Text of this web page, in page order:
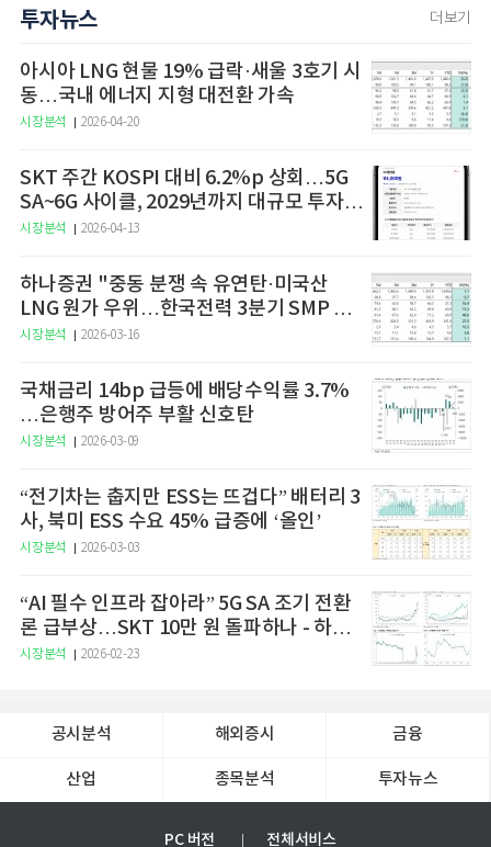
투자뉴스 더보기
아시아 LNG 현물 19% 급락·새울 3호기 시
동…국내 에너지 지형 대전환 가속
시장분석 2026-04-20
SKT 주간 KOSPI 대비 6.2%p 상회…5G
SA~6G 사이클, 2029년까지 대규모 투자
예고
시장분석 2026-04-13
하나증권 "중동 분쟁 속 유연탄·미국산
LNG 원가 우위…한국전력 3분기 SMP 상
승 전망"
시장분석 2026-03-16
국채금리 14bp 급등에 배당수익률 3.7%
…은행주 방어주 부활 신호탄
시장분석 2026-03-09
“전기차는 춥지만 ESS는 뜨겁다” 배터리 3
사, 북미 ESS 수요 45% 급증에 ‘올인’
시장분석 2026-03-03
“AI 필수 인프라 잡아라” 5G SA 조기 전환
론 급부상…SKT 10만 원 돌파하나 - 하나
증권
시장분석 2026-02-23
공시분석 해외증시 금융
산업 종목분석 투자뉴스
PC 버전 전체서비스